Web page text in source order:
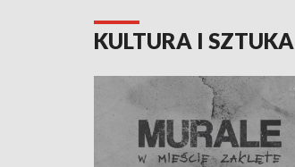
KULTURA I SZTUKA